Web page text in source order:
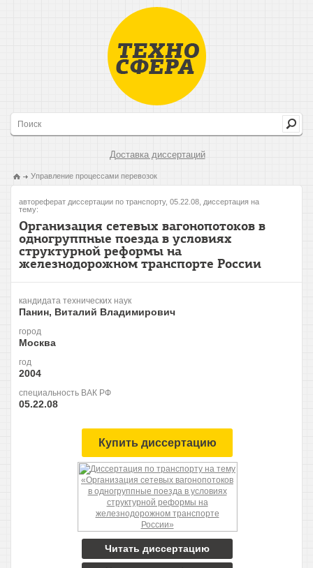
Доставка диссертаций
Управление процессами перевозок
автореферат диссертации по транспорту, 05.22.08, диссертация на
тему:
Организация сетевых вагонопотоков в
одногруппные поезда в условиях
структурной реформы на
железнодорожном транспорте России
кандидата технических наук
Панин, Виталий Владимирович
город
Москва
год
2004
специальность ВАК РФ
05.22.08
Купить диссертацию
Читать диссертацию